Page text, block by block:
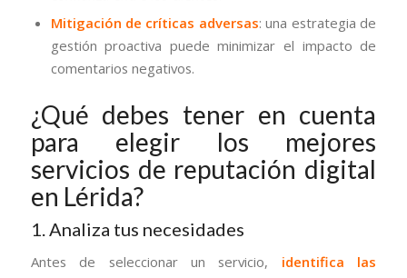
Mitigación de críticas adversas: una estrategia de
gestión proactiva puede minimizar el impacto de
comentarios negativos.
¿Qué debes tener en cuenta
para elegir los mejores
servicios de reputación digital
en Lérida?
1. Analiza tus necesidades
Antes de seleccionar un servicio, identifica las